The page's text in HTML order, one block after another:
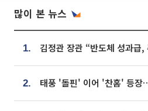
많이 본 뉴스
1.
2.